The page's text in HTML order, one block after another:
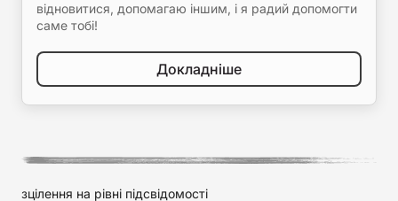
відновитися, допомагаю іншим, і я радий допомогти
саме тобі!
Докладніше
зцілення на рівні підсвідомості